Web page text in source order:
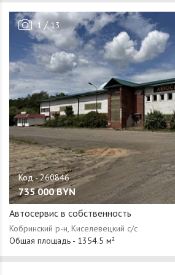
1 /13
735 000 BYN
Автосервис в собственность